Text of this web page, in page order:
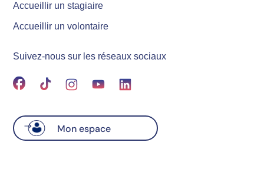
Accueillir un stagiaire
Accueillir un volontaire
Suivez-nous sur les réseaux sociaux
Mon espace